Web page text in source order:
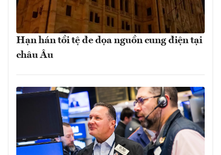
Hạn hán tồi tệ đe dọa nguồn cung điện tại
châu Âu